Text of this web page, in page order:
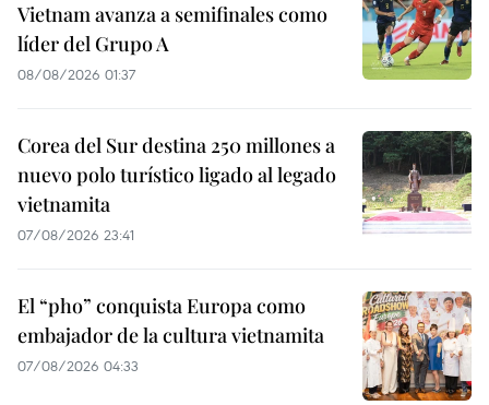
Vietnam avanza a semifinales como
líder del Grupo A
08/08/2026 01:37
Corea del Sur destina 250 millones a
nuevo polo turístico ligado al legado
vietnamita
07/08/2026 23:41
El “pho” conquista Europa como
embajador de la cultura vietnamita
07/08/2026 04:33